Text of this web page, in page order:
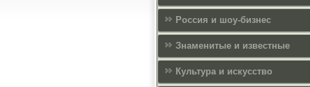
Россия и шоу-бизнес
Знаменитые и известные
Культура и искусcтво